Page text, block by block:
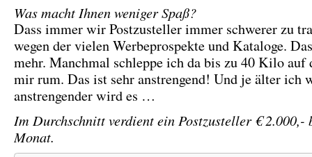
Was macht Ihnen weniger Spaß?
Dass immer wir Postzusteller immer schwerer zu
wegen der vielen Werbeprospekte und Kataloge.
mehr. Manchmal schleppe ich da bis zu 40 Kilo auf
mir rum. Das ist sehr anstrengend! Und je älter ich
anstrengender wird es …
Im Durchschnitt verdient ein Postzusteller € 2.000,-
Monat.